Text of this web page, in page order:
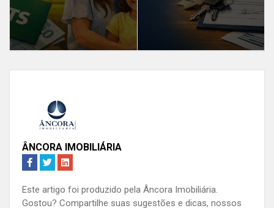
ÂNCORA IMOBILIÁRIA
Este artigo foi produzido pela Âncora Imobiliária.
Gostou? Compartilhe suas sugestões e dicas, nossos